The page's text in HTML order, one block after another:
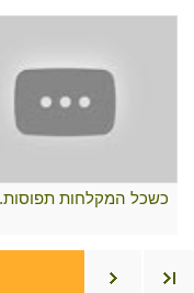
כשכל המקלחות